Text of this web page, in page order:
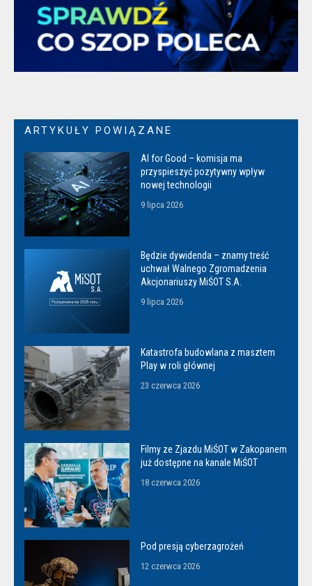
ARTYKUŁY POWIĄZANE
AI for Good – komisja ma
przyspieszyć pozytywny wpływ
nowej technologii
9 lipca 2026
Będzie dywidenda – znamy treść
uchwał Walnego Zgromadzenia
Akcjonariuszy MiŚOT S.A.
9 lipca 2026
Katastrofa budowlana z masztem
Play w roli głównej
23 czerwca 2026
Filmy ze Zjazdu MiŚOT w Zakopanem
już dostępne na kanale MiŚOT
18 czerwca 2026
Pod presją cyberzagrożeń
12 czerwca 2026